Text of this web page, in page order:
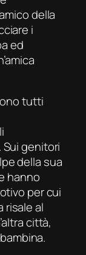
della
i
ed
tutti
genitori
della sua
hanno
per cui
risale al
città,